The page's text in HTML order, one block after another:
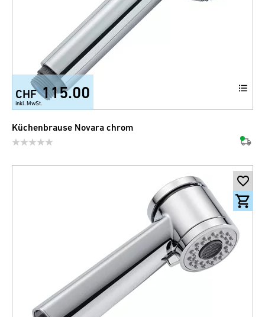
CHF 115.00
inkl. MwSt.
Küchenbrause Novara chrom